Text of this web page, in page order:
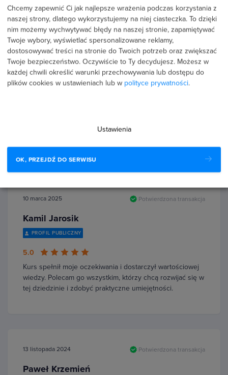
Recenzje użytkowników (70)
5 lipca 2025 Potwierdzona transakcja
Justyna Andrzejewska
Bardzo ciekawe treści, przedstawione w przystępny
10 marca 2025 Potwierdzona transakcja
Kamil Jarosik
PROFIL PUBLICZNY
5.0
Kurs spełnił moje oczekiwania i dostarczył wartościowej
wiedzy. Polecam go wszystkim, którzy chcą rozwijać się w
tej dziedzinie i zdobyć praktyczne umiejętności.
13 listopada 2024 Potwierdzona transakcja
Paweł Krzemień
Chcemy zapewnić Ci jak najlepsze wrażenia podczas korzystania z
naszej strony, dlatego wykorzystujemy na niej ciasteczka. To dzięki
nim możemy wychwytywać błędy na naszej stronie, zapamiętywać
Twoje wybory, wyświetlać spersonalizowane reklamy,
dostosowywać treści na stronie do Twoich potrzeb oraz zwiększać
Twoje bezpieczeństwo. Oczywiście to Ty decydujesz. Możesz w
każdej chwili określić warunki przechowywania lub dostępu do
plików cookies w ustawieniach lub w polityce prywatności.
Ustawienia
OK, PRZEJDŹ DO SERWISU